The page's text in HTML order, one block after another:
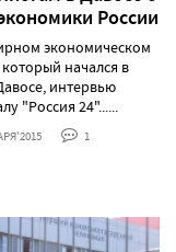
России
экономическом
начался в
интервью
"Россия 24"......
1